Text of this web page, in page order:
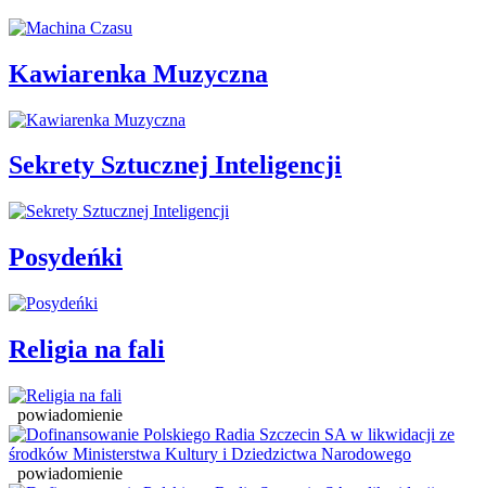
Kawiarenka Muzyczna
Sekrety Sztucznej Inteligencji
Posydeńki
Religia na fali
powiadomienie
powiadomienie